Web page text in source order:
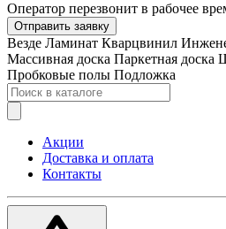
Оператор перезвонит в рабочее
Отправить заявку
Везде Ламинат Кварцвинил
Массивная доска Паркетная доска
Пробковые полы Подложка
Акции
Доставка и оплата
Контакты